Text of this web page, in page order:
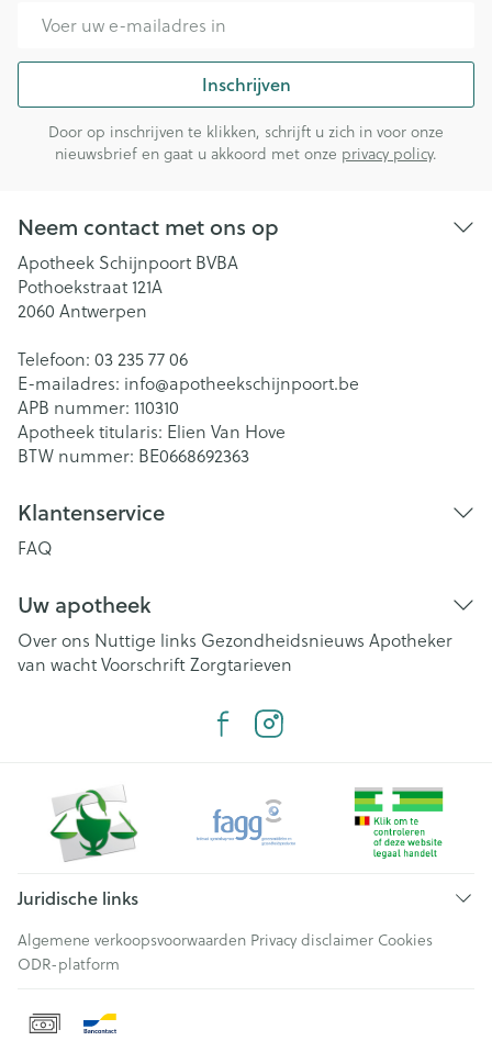
Inschrijven
Door op inschrijven te klikken, schrijft u zich in voor onze
nieuwsbrief en gaat u akkoord met onze privacy policy.
Neem contact met ons op
Apotheek Schijnpoort BVBA
Pothoekstraat 121A
2060 Antwerpen
Telefoon: 03 235 77 06
E-mailadres: info@apotheekschijnpoort.be
APB nummer: 110310
Apotheek titularis: Elien Van Hove
BTW nummer: BE0668692363
Klantenservice
FAQ
Uw apotheek
Over ons Nuttige links Gezondheidsnieuws Apotheker
van wachtVoorschriftZorgtarieven
Juridische links
Algemene verkoopsvoorwaarden Privacy disclaimer Cookies
ODR-platform